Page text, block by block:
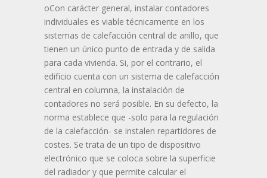
oCon carácter general, instalar contadores
individuales es viable técnicamente en los
sistemas de calefacción central de anillo, que
tienen un único punto de entrada y de salida
para cada vivienda. Si, por el contrario, el
edificio cuenta con un sistema de calefacción
central en columna, la instalación de
contadores no será posible. En su defecto, la
norma establece que -solo para la regulación
de la calefacción- se instalen repartidores de
costes. Se trata de un tipo de dispositivo
electrónico que se coloca sobre la superficie
del radiador y que permite calcular el